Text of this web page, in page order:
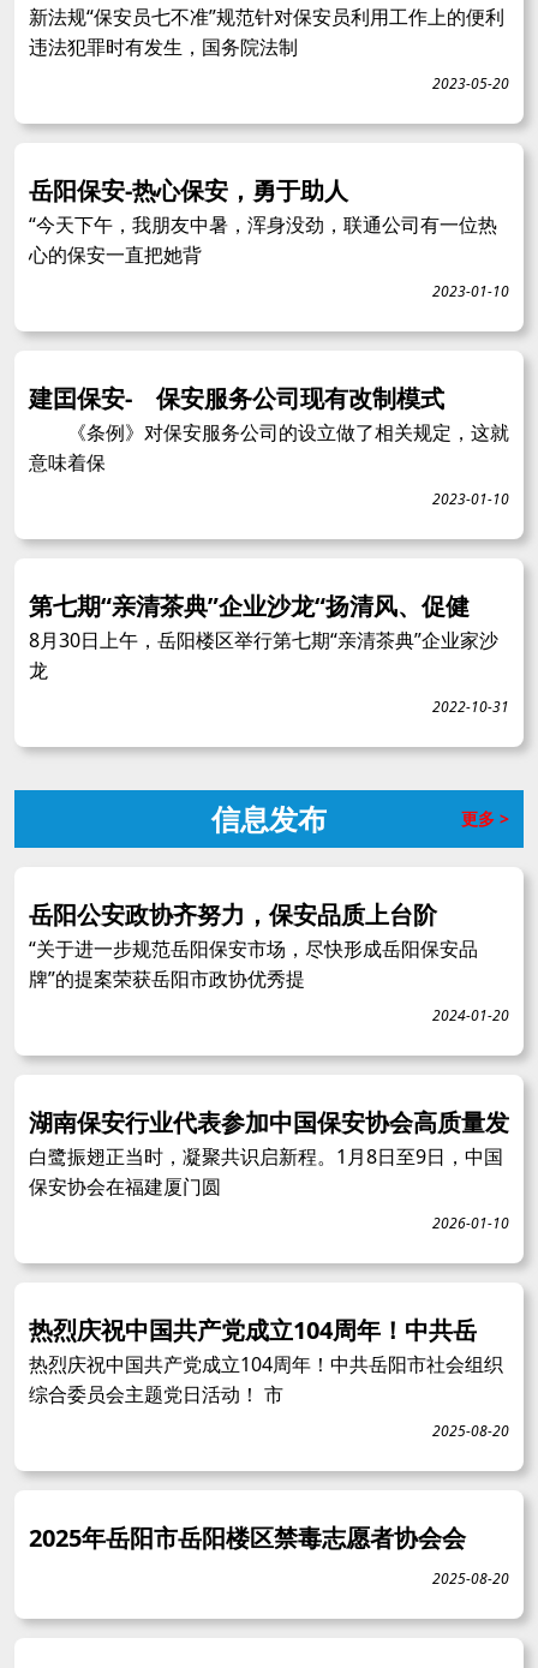
新法规“保安员七不准”规范针对保安员利用工作上的便利
违法犯罪时有发生，国务院法制
2023-05-20
岳阳保安-热心保安，勇于助人
“今天下午，我朋友中暑，浑身没劲，联通公司有一位热
心的保安一直把她背
2023-01-10
建囯保安- 保安服务公司现有改制模式
《条例》对保安服务公司的设立做了相关规定，这就
意味着保
2023-01-10
第七期“亲清茶典”企业沙龙“扬清风、促健
8月30日上午，岳阳楼区举行第七期“亲清茶典”企业家沙
龙
2022-10-31
信息发布 更多 >
岳阳公安政协齐努力，保安品质上台阶
“关于进一步规范岳阳保安市场，尽快形成岳阳保安品
牌”的提案荣获岳阳市政协优秀提
2024-01-20
湖南保安行业代表参加中国保安协会高质量发
白鹭振翅正当时，凝聚共识启新程。1月8日至9日，中国
保安协会在福建厦门圆
2026-01-10
热烈庆祝中国共产党成立104周年！中共岳
热烈庆祝中国共产党成立104周年！中共岳阳市社会组织
综合委员会主题党日活动！ 市
2025-08-20
2025年岳阳市岳阳楼区禁毒志愿者协会会
2025-08-20